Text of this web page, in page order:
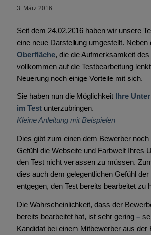
3. März 2016
Seit dem 24.02.2016 haben wir unsere
eine neue Darstellung umgestellt. Neben
Oberfläche, die die Aufmerksamkeit des
vollkommen auf die Testbearbeitung
Neuerung noch einige Vorteile mit sich.
Sie haben nun die Möglichkeit
Ihre
im Testunterzubringen.
Kleine Anleitung mit Beispielen
Dies gibt zum einen dem Bewerber noch
Gefühl die Webseite und Farbwelt Ihres
den Test nicht verlassen zu müssen.
dies auch dem gelegentlichen Gefühl der
entgegen, den Test bereits bearbeitet zu
Die Wahrscheinlichkeit, dass der
bereits bearbeitet hat, ist sehr gering –
Kandidat bei einem Mitbewerber aus der